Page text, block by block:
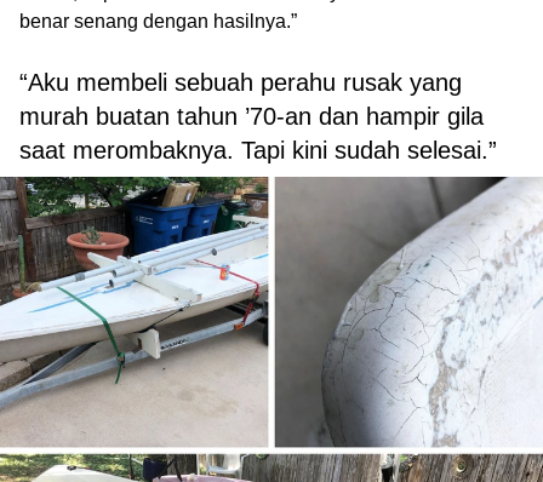
benar senang dengan hasilnya.”
“Aku membeli sebuah perahu rusak yang
murah buatan tahun ’70-an dan hampir gila
saat merombaknya. Tapi kini sudah selesai.”